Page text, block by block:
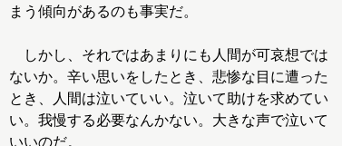
まう傾向があるのも事実だ。
しかし、それではあまりにも人間が可哀想では
ないか。辛い思いをしたとき、悲惨な目に遭った
とき、人間は泣いていい。泣いて助けを求めてい
い。我慢する必要なんかない。大きな声で泣いて
いいのだ。